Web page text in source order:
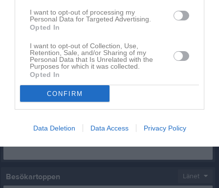
I want to opt-out of processing my
Personal Data for Targeted Advertising.
Opted In
I want to opt-out of Collection, Use,
Retention, Sale, and/or Sharing of my
Personal Data that Is Unrelated with the
Purposes for which it was collected.
Opted In
CONFIRM
Data Deletion Data Access Privacy Policy
På gång Kalender
FOTODAG ungdomslagen
Facebook
Besökartoppen Länet